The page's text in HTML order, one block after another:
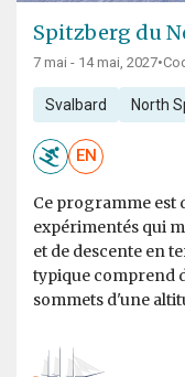
Spitzberg du
7 mai - 14 mai, 2027•
Svalbard North
EN
Ce programme est
expérimentés qui
et de descente en
typique comprend
sommets d'une